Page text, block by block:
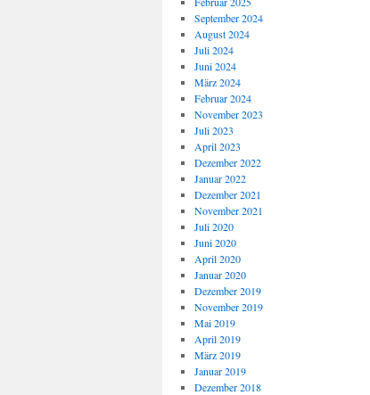
September 2024
August 2024
Juli 2024
Juni 2024
März 2024
Februar 2024
November 2023
Juli 2023
April 2023
Dezember 2022
Januar 2022
Dezember 2021
November 2021
Juli 2020
Juni 2020
April 2020
Januar 2020
Dezember 2019
November 2019
Mai 2019
April 2019
März 2019
Januar 2019
Dezember 2018